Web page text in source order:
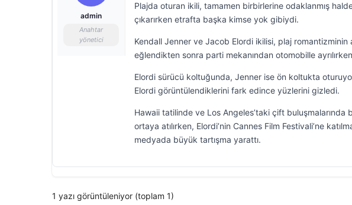
admin
Anahtar
yönetici
Plajda oturan ikili, tamamen birbirlerine odaklanmış
çıkarırken etrafta başka kimse yok gibiydi.
Kendall Jenner ve Jacob Elordi ikilisi, plaj
eğlendikten sonra parti mekanından otomobille
Elordi sürücü koltuğunda, Jenner ise ön koltukta
Elordi görüntülendiklerini fark edince yüzlerini gizledi.
Hawaii tatilinde ve Los Angeles’taki çift
ortaya atılırken, Elordi’nin Cannes Film Festivali’ne
medyada büyük tartışma yarattı.
1 yazı görüntüleniyor (toplam 1)